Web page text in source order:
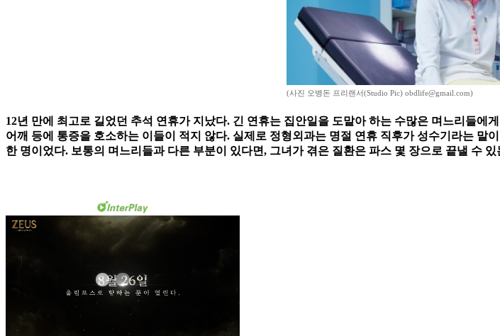
(사진 오병돈 프리랜서(Studio Pic) obdlife@gmail.com)
12년 만에 최고로 길었던 추석 연휴가 지났다. 긴 연휴는 집안일을 도맡아 하는 수많은 며느리들
어깨 등에 통증을 호소하는 이들이 적지 않다. 실제로 정형외과는 명절 연휴 직후가 성수기라는 말
한 명이었다. 보통의 며느리들과 다른 부분이 있다면, 그녀가 겪은 질환은 파스 몇 장으로 끝낼 수